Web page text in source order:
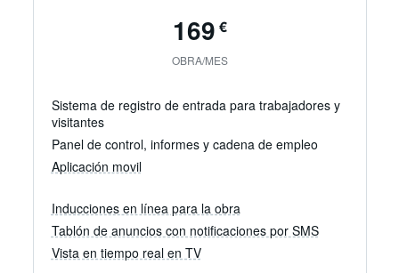
169 €
OBRA/MES
Sistema de registro de entrada para trabajadores y
visitantes
Panel de control, informes y cadena de empleo
Aplicación movil
Registre la entrada y salida automáticamente según la
Inducciones en línea para la obra
Inducciones digitales para la obra con sus documentos
Los trabajadores y visitantes completan las inducciones en
Leer más
Tablón de anuncios con notificaciones por SMS
Tablón de información en línea para actualizaciones de
Comparta fácilmente actualizaciones importantes con el
Vista en tiempo real en TV